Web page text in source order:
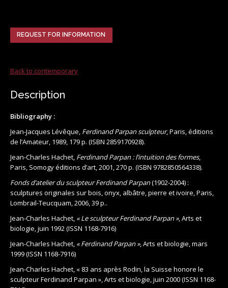
REQUEST FOR INFORMATION
Back to contemporary
Description
Bibliography :
Jean-Jacques Lévêque, Ferdinand Parpan sculpteur, Paris, éditions
de l’Amateur, 1989, 179 p. (ISBN 2859170928).
Jean-Charles Hachet, Ferdinand Parpan : l’intuition des formes,
Paris, Somogy éditions d’art, 2001, 270 p. (ISBN 9782850564338).
Fonds d’atelier du sculpteur Ferdinand Parpan(1902-2004) :
sculptures originales sur bois, onyx, albâtre, pierre et ivoire, Paris,
Lombrail-Teucquam, 2006, 39 p..
Jean-Charles Hachet, « Le sculpteur Ferdinand Parpan », Arts et
biologie,‎ juin 1992 (ISSN 1168-7916)
Jean-Charles Hachet, « Ferdinand Parpan », Arts et biologie,‎ mars
1999 (ISSN 1168-7916)
Jean-Charles Hachet, « 83 ans après Rodin, la Suisse honore le
sculpteur Ferdinand Parpan », Arts et biologie,‎ juin 2000 (ISSN 1168-